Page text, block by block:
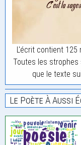
L'écrit contient
Toutes les strophes
que le texte
Le Poète À Aussi